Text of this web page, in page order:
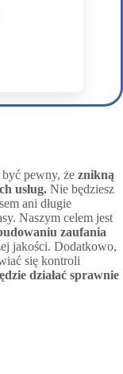
serwisu
pewny, że znikną
usług. Nie będziesz
ani długie
Naszym celem jest
zaufania
jakości. Dodatkowo,
się kontroli
działać sprawnie